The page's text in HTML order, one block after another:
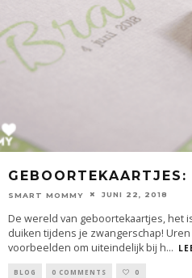
SMART MOMMY JUNI 22, 2018
De wereld van geboortekaartjes, het
duiken tijdens je zwangerschap!
voorbeelden om uiteindelijk bij h...
BLOG 0 COMMENTS 0